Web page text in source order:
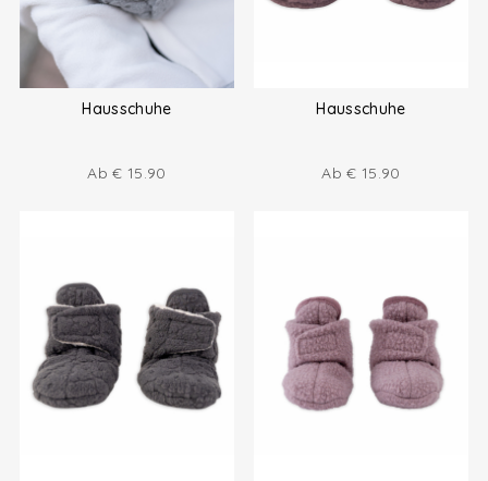
Hausschuhe
Ab€ 15.90
Hausschuhe
Ab€ 15.90